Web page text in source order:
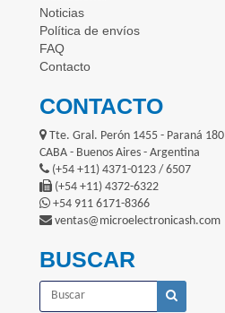
Noticias
Política de envíos
FAQ
Contacto
CONTACTO
Tte. Gral. Perón 1455 - Paraná 180
CABA - Buenos Aires - Argentina
(+54 +11) 4371-0123 / 6507
(+54 +11) 4372-6322
+54 911 6171-8366
ventas@microelectronicash.com
BUSCAR